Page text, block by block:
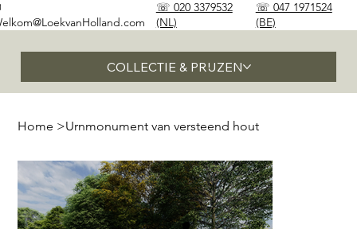
COLLECTIE & PRIJZEN
☏ 020 3379532
(NL)
☏ 047 1971524
(BE)
Home >Urnmonument van versteend hout